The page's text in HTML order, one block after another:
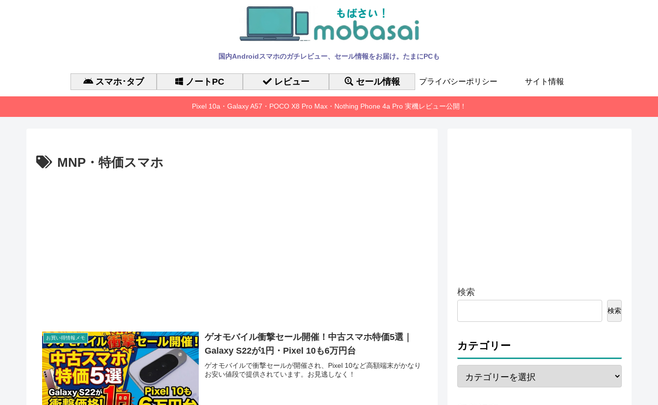
国内Androidスマホのガチレビュー、セール情報をお届け。たまにPCも
スマホ･タブ ノートPC レビュー セール情報 プライバシーポリシー サイト情報
Pixel 10a・Galaxy A57・POCO X8 Pro Max・Nothing Phone 4a Pro 実機レビュー公開！
MNP・特価スマホ
お買い得情報メモ
ゲオモバイル衝撃セール開催！中古スマホ特価5選｜
Galaxy S22が1円・Pixel 10も6万円台
ゲオモバイルで衝撃セールが開催され、Pixel 10など高額端末がかなり
お安い値段で提供されています。お見逃しなく！
検索
検索
カテゴリー